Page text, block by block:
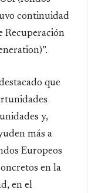
continuidad
Recuperación
que
y,
más a
Europeos
en la
en el